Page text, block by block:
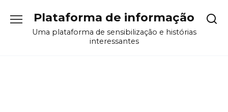
содержанию
Plataforma de informação
Uma plataforma de sensibilização e histórias
interessantes